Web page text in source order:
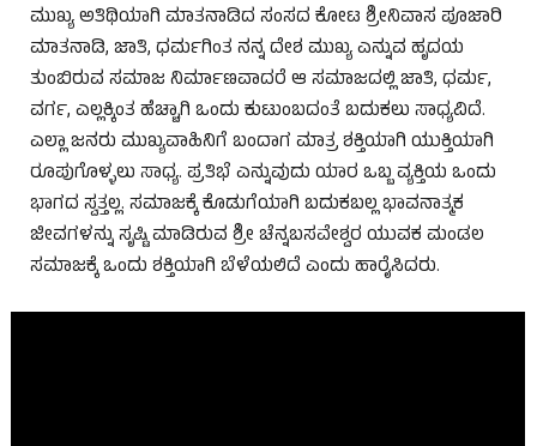
ಮುಖ್ಯ ಅತಿಥಿಯಾಗಿ ಮಾತನಾಡಿದ ಸಂಸದ ಕೋಟ ಶ್ರೀನಿವಾಸ ಪೂಜಾರಿ
ಮಾತನಾಡಿ, ಜಾತಿ, ಧರ್ಮಗಿಂತ ನನ್ನ ದೇಶ ಮುಖ್ಯ ಎನ್ನುವ ಹೃದಯ
ತುಂಬಿರುವ ಸಮಾಜ ನಿರ್ಮಾಣವಾದರೆ ಆ ಸಮಾಜದಲ್ಲಿ ಜಾತಿ, ಧರ್ಮ,
ವರ್ಗ, ಎಲ್ಲಕ್ಕಿಂತ ಹೆಚ್ಚಾಗಿ ಒಂದು ಕುಟುಂಬದಂತೆ ಬದುಕಲು ಸಾಧ್ಯವಿದೆ.
ಎಲ್ಲಾ ಜನರು ಮುಖ್ಯವಾಹಿನಿಗೆ ಬಂದಾಗ ಮಾತ್ರ ಶಕ್ತಿಯಾಗಿ ಯುಕ್ತಿಯಾಗಿ
ರೂಪುಗೊಳ್ಳಲು ಸಾಧ್ಯ. ಪ್ರತಿಭೆ ಎನ್ನುವುದು ಯಾರ ಒಬ್ಬ ವ್ಯಕ್ತಿಯ ಒಂದು
ಭಾಗದ ಸ್ವತ್ತಲ್ಲ. ಸಮಾಜಕ್ಕೆ ಕೊಡುಗೆಯಾಗಿ ಬದುಕಬಲ್ಲ ಭಾವನಾತ್ಮಕ
ಜೀವಗಳನ್ನು ಸೃಷ್ಟಿ ಮಾಡಿರುವ ಶ್ರೀ ಚೆನ್ನಬಸವೇಶ್ವರ ಯುವಕ ಮಂಡಲ
ಸಮಾಜಕ್ಕೆ ಒಂದು ಶಕ್ತಿಯಾಗಿ ಬೆಳೆಯಲಿದೆ ಎಂದು ಹಾರೈಸಿದರು.